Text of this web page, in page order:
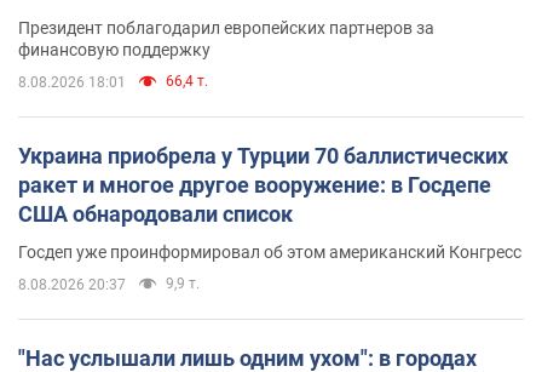
Президент поблагодарил европейских партнеров за
финансовую поддержку
8.08.2026 18:01 66,4 т.
Украина приобрела у Турции 70 баллистических
ракет и многое другое вооружение: в Госдепе
США обнародовали список
Госдеп уже проинформировал об этом американский Конгресс
8.08.2026 20:37 9,9 т.
"Нас услышали лишь одним ухом": в городах